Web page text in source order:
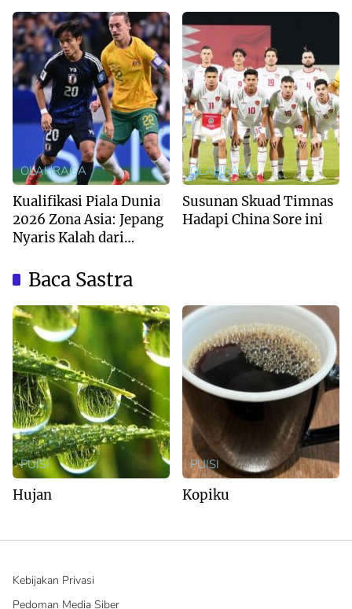
OLAHRAGA
Kualifikasi Piala Dunia
2026 Zona Asia: Jepang
Nyaris Kalah dari
OLAHRAGA
Susunan Skuad Timnas
Hadapi China Sore ini
Baca Sastra
PUISI
Hujan
PUISI
Kopiku
Kebijakan Privasi
Pedoman Media Siber